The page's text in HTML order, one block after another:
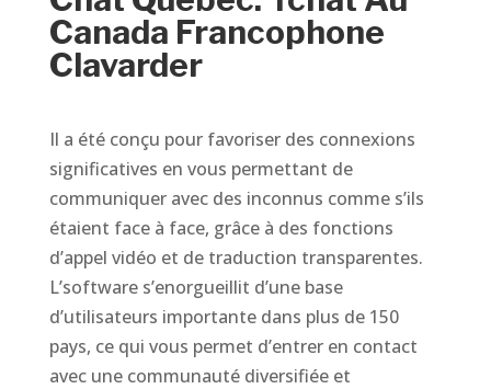
Canada Francophone
Clavarder
Il a été conçu pour favoriser des connexions
significatives en vous permettant de
communiquer avec des inconnus comme s’ils
étaient face à face, grâce à des fonctions
d’appel vidéo et de traduction transparentes.
L’software s’enorgueillit d’une base
d’utilisateurs importante dans plus de 150
pays, ce qui vous permet d’entrer en contact
avec une communauté diversifiée et